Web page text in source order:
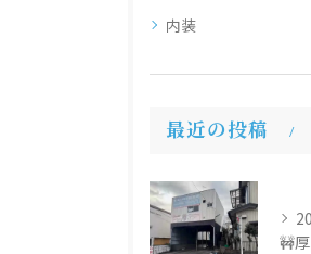
内装
最近の投稿